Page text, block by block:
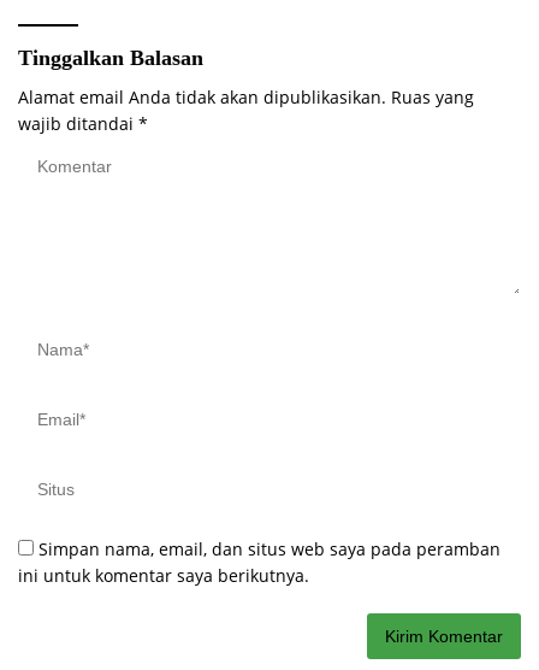
Tinggalkan Balasan
Alamat email Anda tidak akan dipublikasikan. Ruas yang
wajib ditandai *
Simpan nama, email, dan situs web saya pada peramban
ini untuk komentar saya berikutnya.